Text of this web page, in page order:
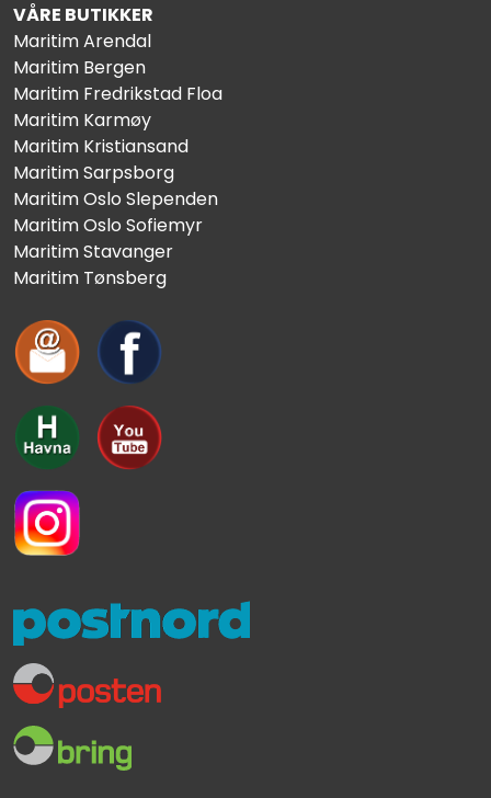
VÅRE BUTIKKER
Maritim Arendal
Maritim Bergen
Maritim Fredrikstad Floa
Maritim Karmøy
Maritim Kristiansand
Maritim Sarpsborg
Maritim Oslo Slependen
Maritim Oslo Sofiemyr
Maritim Stavanger
Maritim Tønsberg